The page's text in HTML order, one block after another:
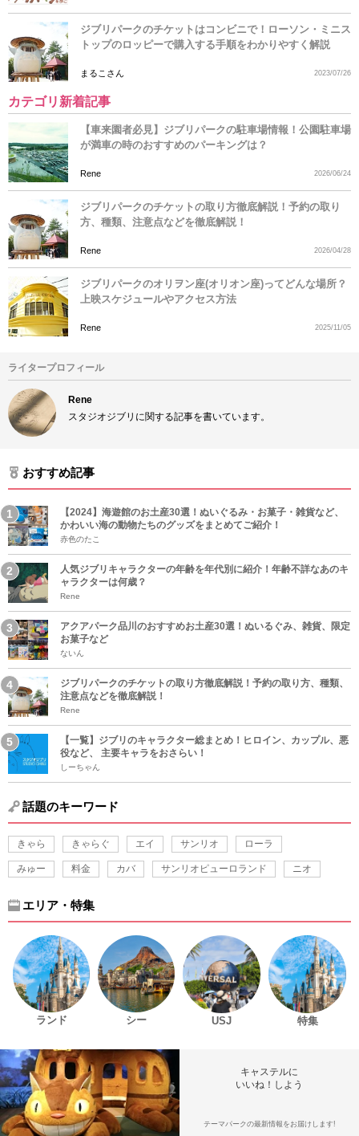
ジブリパークのチケットはコンビニで！ローソン・ミニス
トップのロッピーで購入する手順をわかりやすく解説
まるこさん 2023/07/26
カテゴリ新着記事
【車来園者必見】ジブリパークの駐車場情報！公園駐車場
が満車の時のおすすめのパーキングは？
Rene 2026/06/24
ジブリパークのチケットの取り方徹底解説！予約の取り
方、種類、注意点などを徹底解説！
Rene 2026/04/28
ジブリパークのオリヲン座(オリオン座)ってどんな場所？
上映スケジュールやアクセス方法
Rene 2025/11/05
ライタープロフィール
Rene
スタジオジブリに関する記事を書いています。
おすすめ記事
【2024】海遊館のお土産30選！ぬいぐるみ・お菓子・雑貨など、
かわいい海の動物たちのグッズをまとめてご紹介！
赤色のたこ
人気ジブリキャラクターの年齢を年代別に紹介！年齢不詳なあのキ
ャラクターは何歳？
Rene
アクアパーク品川のおすすめお土産30選！ぬいるぐみ、雑貨、限定
お菓子など
ないん
ジブリパークのチケットの取り方徹底解説！予約の取り方、種類、
注意点などを徹底解説！
Rene
【一覧】ジブリのキャラクター総まとめ！ヒロイン、カップル、悪
役など、 主要キャラをおさらい！
しーちゃん
話題のキーワード
きゃら きゃらぐ エイ サンリオ ローラ
みゅー 料金 カバ サンリオピューロランド ニオ
エリア・特集
ランド シー USJ 特集
キャステルに
いいね！しよう
テーマパークの最新情報をお届けします!